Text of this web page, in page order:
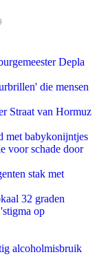
Depla
die mensen
Straat van Hormuz
met babykonijntjes
voor schade door
stak met
32 graden
op
alcoholmisbruik